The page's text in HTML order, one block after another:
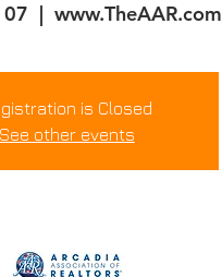
  |
www.TheAAR.com
is Closed
See other events